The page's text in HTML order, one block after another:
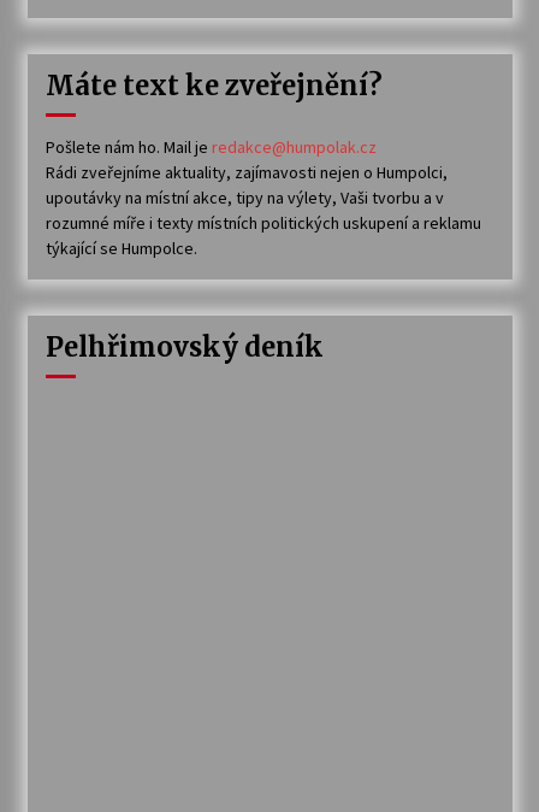
Máte text ke zveřejnění?
Pošlete nám ho. Mail je redakce@humpolak.cz
Rádi zveřejníme aktuality, zajímavosti nejen o Humpolci,
upoutávky na místní akce, tipy na výlety, Vaši tvorbu a v
rozumné míře i texty místních politických uskupení a reklamu
týkající se Humpolce.
Pelhřimovský deník